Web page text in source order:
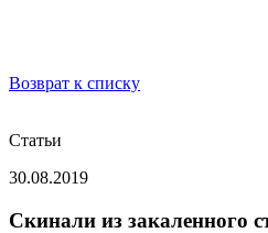
Возврат к списку
Статьи
30.08.2019
Скинали из закаленного